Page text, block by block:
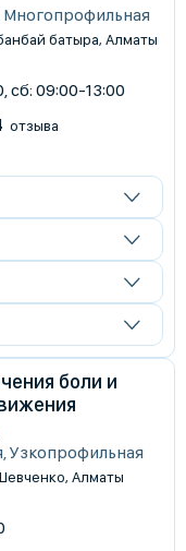
батыра, Алматы
сб: 09:00-13:00
отзыва
боли и
Узкопрофильная
Алматы